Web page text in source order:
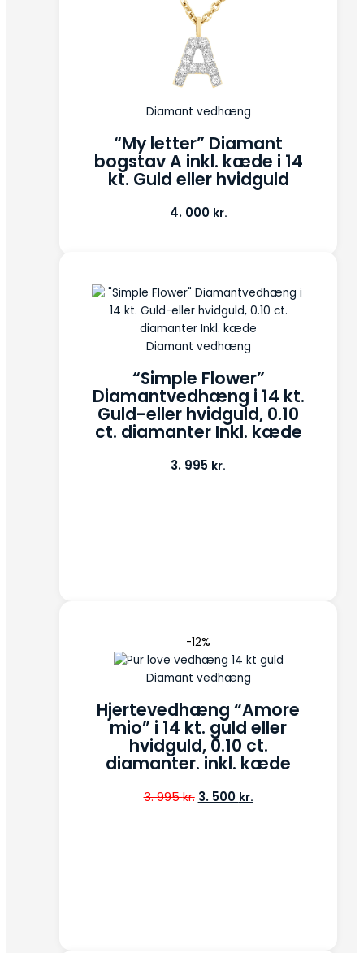
Diamant vedhæng
“My letter” Diamant
bogstav A inkl. kæde i 14
kt. Guld eller hvidguld
4. 000 kr.
Diamant vedhæng
“Simple Flower”
Diamantvedhæng i 14 kt.
Guld-eller hvidguld, 0.10
ct. diamanter Inkl. kæde
3. 995 kr.
-12%
Diamant vedhæng
Hjertevedhæng “Amore
mio” i 14 kt. guld eller
hvidguld, 0.10 ct.
diamanter. inkl. kæde
3. 995kr. 3. 500 kr.